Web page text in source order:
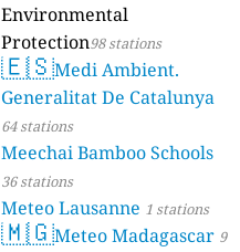
Environmental
Protection98 stations
🇪🇸Medi Ambient.
Generalitat De Catalunya
64 stations
Meechai Bamboo Schools
36 stations
Meteo Lausanne 1 stations
🇲🇬Meteo Madagascar 9